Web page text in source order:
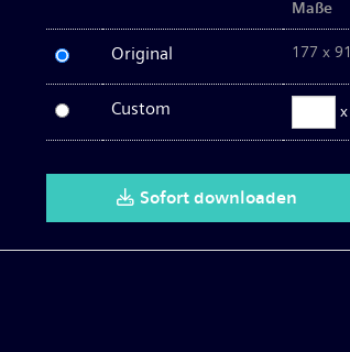
Maße
Original 177 x 91
Custom x
Sofort downloaden